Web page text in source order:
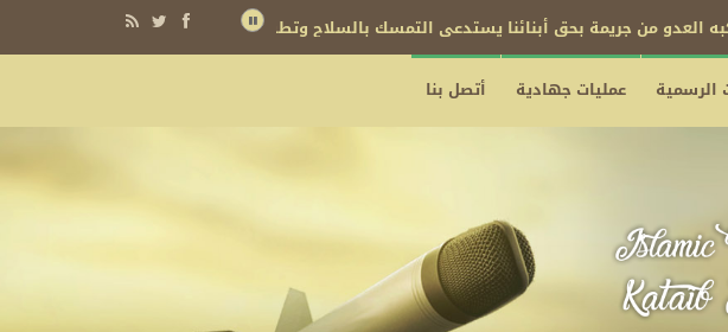
العدو من جريمة بحق أبنائنا يستدعي التمسك بالسلاح وتطويره لردع كل من يريد بنا شراً
الرسمية عمليات جهادية أتصل بنا